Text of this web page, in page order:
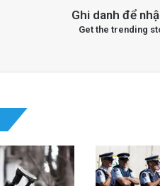
Ghi danh để
Get the trending